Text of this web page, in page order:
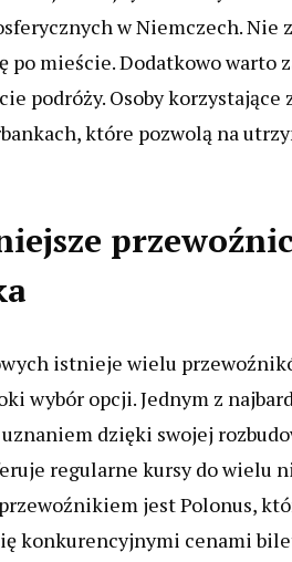
w Niemczech.
mieście. Dodatkowo warto
podróży. Osoby
które pozwolą na
istnieje wielu
wybór opcji. Jednym z
dzięki swojej
regularne kursy do wielu
jest Polonus,
konkurencyjnymi cenami